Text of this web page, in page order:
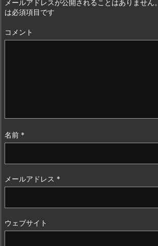
メールアドレスが公開されることはありません。
は必須項目です
コメント
名前 *
メールアドレス *
ウェブサイト